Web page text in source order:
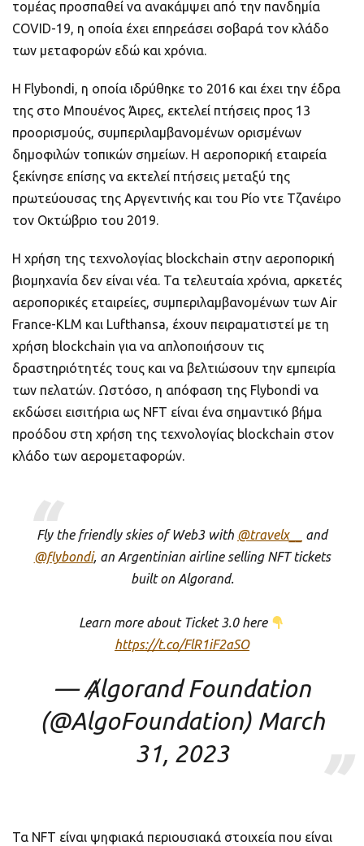
τομέας προσπαθεί να ανακάμψει από την πανδημία
COVID-19, η οποία έχει επηρεάσει σοβαρά τον κλάδο
των μεταφορών εδώ και χρόνια.
Η Flybondi, η οποία ιδρύθηκε το 2016 και έχει την έδρα
της στο Μπουένος Άιρες, εκτελεί πτήσεις προς 13
προορισμούς, συμπεριλαμβανομένων ορισμένων
δημοφιλών τοπικών σημείων. Η αεροπορική εταιρεία
ξεκίνησε επίσης να εκτελεί πτήσεις μεταξύ της
πρωτεύουσας της Αργεντινής και του Ρίο ντε Τζανέιρο
τον Οκτώβριο του 2019.
Η χρήση της τεχνολογίας blockchain στην αεροπορική
βιομηχανία δεν είναι νέα. Τα τελευταία χρόνια, αρκετές
αεροπορικές εταιρείες, συμπεριλαμβανομένων των Air
France-KLM και Lufthansa, έχουν πειραματιστεί με τη
χρήση blockchain για να απλοποιήσουν τις
δραστηριότητές τους και να βελτιώσουν την εμπειρία
των πελατών. Ωστόσο, η απόφαση της Flybondi να
εκδώσει εισιτήρια ως NFT είναι ένα σημαντικό βήμα
προόδου στη χρήση της τεχνολογίας blockchain στον
κλάδο των αερομεταφορών.
Fly the friendly skies of Web3 with @travelx__
and
@flybondi, an Argentinian airline selling NFT tickets
built on Algorand.
Learn more about Ticket 3.0 here
https://t.co/FlR1iF2aSO
— Ⱥlgorand Foundation
(@AlgoFoundation) March
31, 2023
Τα NFT είναι ψηφιακά περιουσιακά στοιχεία που είναι